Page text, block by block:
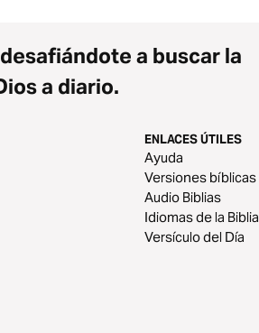
a buscar la
a diario.
ENLACES ÚTILES
Ayuda
Versiones bíblicas
Audio Biblias
Idiomas de la Biblia
Versículo del Día